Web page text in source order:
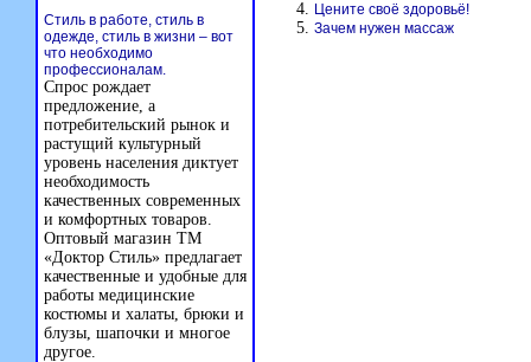
Цените своё здоровьё!
Зачем нужен массаж
Стиль в работе, стиль в
одежде, стиль в жизни – вот
что необходимо
профессионалам.
Спрос рождает
предложение, а
потребительский рынок и
растущий культурный
уровень населения диктует
необходимость
качественных современных
и комфортных товаров.
Оптовый магазин ТМ
«Доктор Стиль» предлагает
качественные и удобные для
работы медицинские
костюмы и халаты, брюки и
блузы, шапочки и многое
другое.